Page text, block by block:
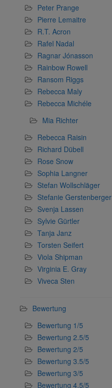
Peter Prange
Pierre Lemaitre
R.T. Acron
Rafel Nadal
Ragnar Jónasson
Rainbow Rowell
Ransom Riggs
Rebecca Maly
Rebecca Michéle
Mia Richter
Rebecca Raisin
Richard Dübell
Rose Snow
Sophia Langner
Stefan Wollschläger
Stefanie Gerstenberger
Svenja Lassen
Sylvie Gürtler
Tanja Janz
Torsten Seifert
Viola Shipman
Virginia E. Gray
Viveca Sten
Bewertung
Bewertung 1/5
Bewertung 2.5/5
Bewertung 2/5
Bewertung 3.5/5
Bewertung 3/5
Bewertung 4.5/5